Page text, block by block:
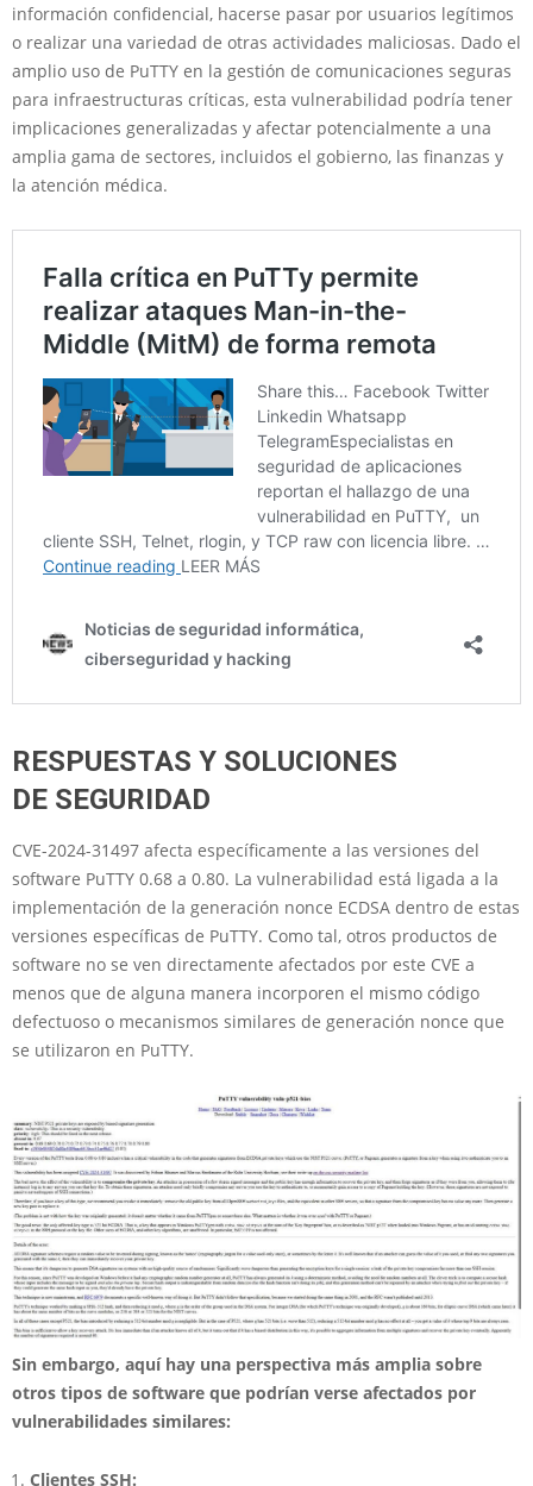
información confidencial, hacerse pasar por usuarios legítimos
o realizar una variedad de otras actividades maliciosas. Dado el
amplio uso de PuTTY en la gestión de comunicaciones seguras
para infraestructuras críticas, esta vulnerabilidad podría tener
implicaciones generalizadas y afectar potencialmente a una
amplia gama de sectores, incluidos el gobierno, las finanzas y
la atención médica.
RESPUESTAS Y SOLUCIONES
DE SEGURIDAD
CVE-2024-31497 afecta específicamente a las versiones del
software PuTTY 0.68 a 0.80. La vulnerabilidad está ligada a la
implementación de la generación nonce ECDSA dentro de estas
versiones específicas de PuTTY. Como tal, otros productos de
software no se ven directamente afectados por este CVE a
menos que de alguna manera incorporen el mismo código
defectuoso o mecanismos similares de generación nonce que
se utilizaron en PuTTY.
Sin embargo, aquí hay una perspectiva más amplia sobre
otros tipos de software que podrían verse afectados por
vulnerabilidades similares:
Clientes SSH: